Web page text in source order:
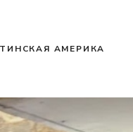
АМЕРИКА